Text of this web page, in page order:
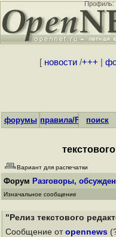
Профиль:
[ новости/+++
форумы правила/FAQпоиск
Вариант для распечатки
Форум Разговоры,
Изначальное сообщение
"Релиз текстового
Сообщение от opennews